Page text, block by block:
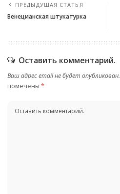
ПРЕДЫДУЩАЯ СТАТЬЯ
Венецианская штукатурка
Оставить комментарий.
Ваш адрес email не будет опубликован.
помечены *